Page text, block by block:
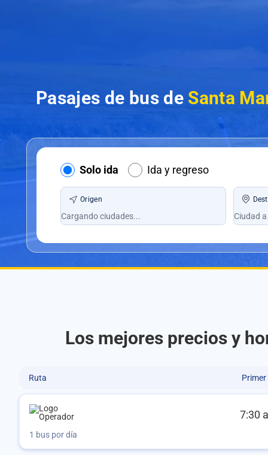
Pasajes de bus de Santa
Solo ida Ida y regreso
Origen
Los mejores precios y
Ruta Primer
7:30
1 bus por día